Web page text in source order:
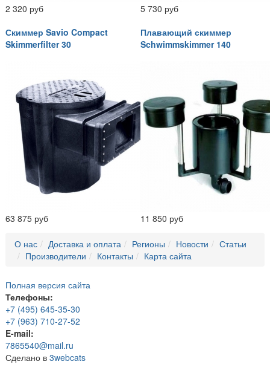
2 320 руб
5 730 руб
Скиммер Savio Compact
Skimmerfilter 30
63 875 руб
Плавающий скиммер
Schwimmskimmer 140
11 850 руб
О нас Доставка и оплата Регионы Новости
Статьи
Производители
Контакты Карта сайта
Полная версия сайта
Телефоны:
+7 (495) 645-35-30
+7 (963) 710-27-52
E-mail:
7865540@mail.ru
Сделано в 3webcats